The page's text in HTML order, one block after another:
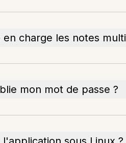
charge les notes
mon mot de passe ?